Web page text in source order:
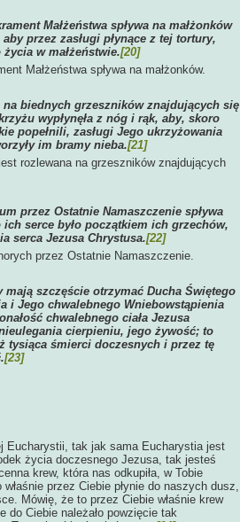
Małżeństwa spływa na małżonków
przez zasługi płynące z tej tortury,
w małżeństwie.[20]
Małżeństwa spływa na małżonków.
biednych grzeszników znajdujących się
wypłynęła z nóg i rąk, aby, skoro
popełnili, zasługi Jego ukrzyżowania
im bramy nieba.[21]
rozlewana na grzeszników znajdujących
przez Ostatnie Namaszczenie spływa
serce było początkiem ich grzechów,
serca Jezusa Chrystusa.[22]
przez Ostatnie Namaszczenie.
szczęście otrzymać Ducha Świętego
i Jego chwalebnego Wniebowstąpienia
chwalebnego ciała Jezusa
cierpieniu, jego żywość; to
tysiąca śmierci doczesnych i przez tę
[23]
tak jak sama Eucharystia jest
życia doczesnego Jezusa, tak jesteś
krew, która nas odkupiła, w Tobie
przez Ciebie płynie do naszych dusz,
Mówię, że to przez Ciebie właśnie krew
Ciebie należało powzięcie tak